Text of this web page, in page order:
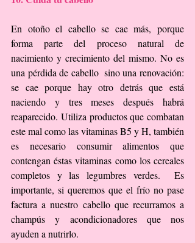
En otoño el cabello se cae más, porque
forma parte del proceso natural de
nacimiento y crecimiento del mismo. No es
una pérdida de cabello  sino una renovación:
se cae porque hay otro detrás que está
naciendo y tres meses después habrá
reaparecido. Utiliza productos que combatan
este mal como las vitaminas B5 y H, también
es necesario consumir alimentos que
contengan éstas vitaminas como los cereales
completos y las legumbres verdes.  Es
importante, si queremos que el frío no pase
factura a nuestro cabello que recurramos a
champús y acondicionadores que nos
ayuden a nutrirlo.